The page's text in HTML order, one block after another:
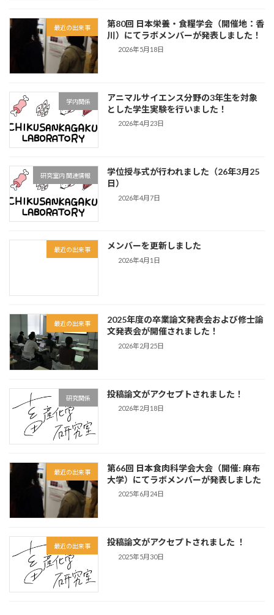
最近の出来事
第80回 日本栄養・食糧学会（開催地：香
川）にてラボメンバーが発表しました！
2026年5月18日
学内関係
アニマルサイエンス分野の3年生を対象
とした学生実験を行いました！
2026年4月23日
研究室内 関連情報
学位授与式が行われました（26年3月25
日）
2026年4月7日
最近の出来事 メンバーを更新しました
2026年4月1日
最近の出来事
2025年度の卒業論文発表会および修士論
文発表会が開催されました！
2026年2月25日
研究関係 投稿論文がアクセプトされました！
2026年2月18日
最近の出来事
第66回 日本食肉科学会大会（開催: 麻布
大学）にてラボメンバーが発表しました
2025年6月24日
最近の出来事 投稿論文がアクセプトされました ！
2025年5月30日